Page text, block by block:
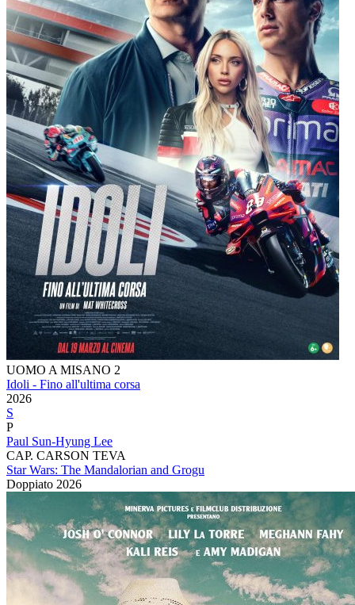
UOMO A MISANO 2
Idoli - Fino all'ultima corsa
2026
S
P
Paul Sun-Hyung Lee
CAP. CARSON TEVA
Star Wars: The Mandalorian and Grogu
Doppiato 2026